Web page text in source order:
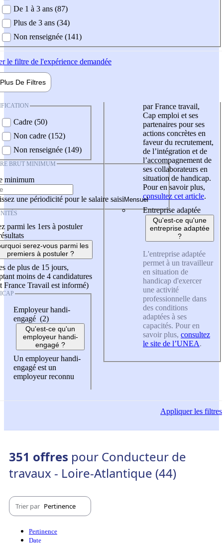
De 1 à 3 ans (87)
Plus de 3 ans (34)
Non renseignée (141)
le filtre de l'expérience demandée
Plus De Filtres
Cadre (50)
Non cadre (152)
Non renseignée (149)
BRUT MINIMUM
minimum
une périodicité pour le salaire saisi
parmi les 1ers à postuler
serez-vous parmi les
premiers à postuler ?
de plus de 15 jours,
moins de 4 candidatures
France Travail est informé)
Employeur handi-
engagé (2)
Qu'est-ce qu'un
employeur handi-
engagé ?
Un employeur handi-
engagé est un
employeur reconnu
par France travail,
Cap emploi et ses
partenaires pour ses
actions concrètes en
faveur du recrutement,
de l’intégration et de
l’accompagnement de
ses collaborateurs en
situation de handicap.
Pour en savoir plus,
consultez cet article.
Entreprise adaptée
Qu'est-ce qu'une
entreprise adaptée
?
L'entreprise adaptée
permet à un travailleur
en situation de
handicap d'exercer
une activité
professionnelle dans
des conditions
adaptées à ses
capacités. Pour en
savoir plus, consultez
le site de l’UNEA.
Appliquerles filtres
351 offres pour Conducteur de
travaux - Loire-Atlantique (44)
Trier par Pertinence
Pertinence
Date